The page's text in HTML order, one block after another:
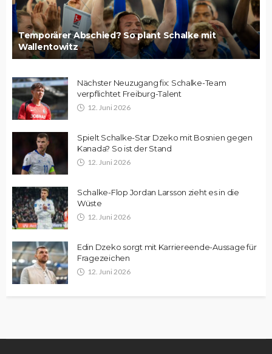
Temporärer Abschied? So plant Schalke mit
Wallentowitz
Nächster Neuzugang fix: Schalke-Team
verpflichtet Freiburg-Talent
12. Juni 2026
Spielt Schalke-Star Dzeko mit Bosnien gegen
Kanada? So ist der Stand
12. Juni 2026
Schalke-Flop Jordan Larsson zieht es in die
Wüste
12. Juni 2026
Edin Dzeko sorgt mit Karriereende-Aussage für
Fragezeichen
12. Juni 2026